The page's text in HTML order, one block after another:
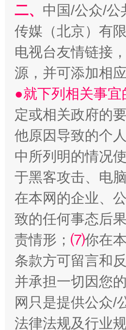
事关残疾人未来5年
二、 中国/公众/公
传媒（北京）有
电视台友情链接
源，并可添加相应
●就下列相关事
定或相关政府的
他原因导致的个
中所列明的情况
于黑客攻击、电
在本网的企业、
致的任何事态后果
责情形； ⑺你在
条款方可留言和
并承担一切因您
网只是提供公众/
法律法规及行业